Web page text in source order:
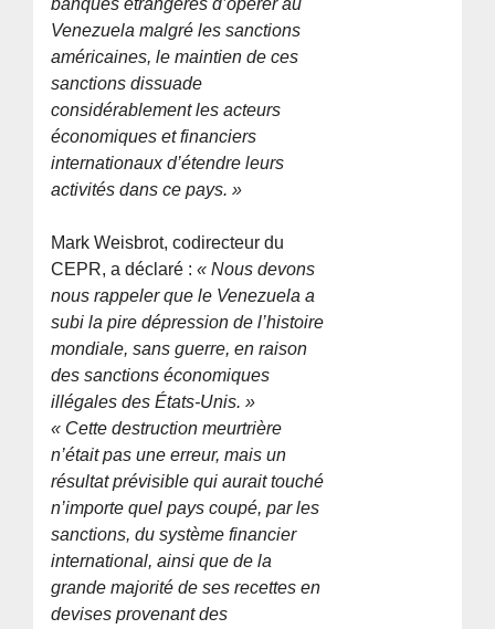
Venezuela malgré les sanctions
américaines, le maintien de ces
sanctions dissuade
considérablement les acteurs
économiques et financiers
internationaux d’étendre leurs
activités dans ce pays. »
Mark Weisbrot, codirecteur du
CEPR, a déclaré :« Nous devons
nous rappeler que le Venezuela a
subi la pire dépression de l’histoire
mondiale, sans guerre, en raison
des sanctions économiques
illégales des États-Unis. »
« Cette destruction meurtrière
n’était pas une erreur, mais un
résultat prévisible qui aurait touché
n’importe quel pays coupé, par les
sanctions, du système financier
international, ainsi que de la
grande majorité de ses recettes en
devises provenant des